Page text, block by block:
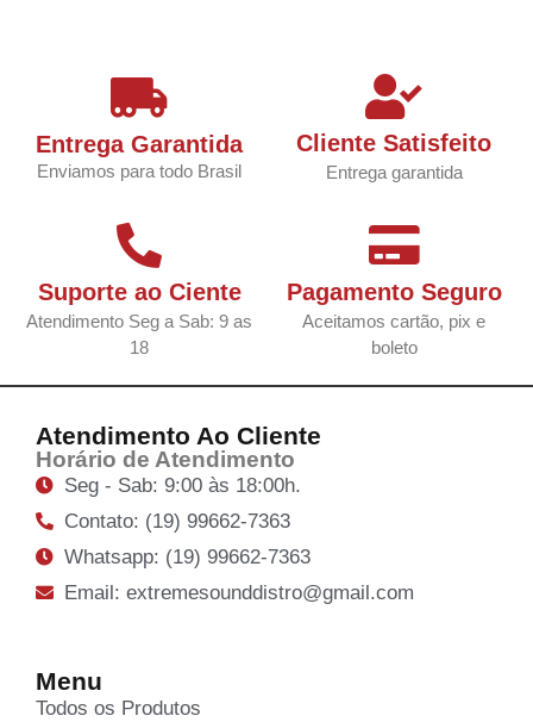
Entrega Garantida
Enviamos para todo Brasil
Cliente Satisfeito
Entrega garantida
Suporte ao Ciente
Atendimento Seg a Sab: 9 as
18
Pagamento Seguro
Aceitamos cartão, pix e
boleto
Atendimento Ao Cliente
Horário de Atendimento
Seg - Sab: 9:00 às 18:00h.
Contato: (19) 99662-7363
Whatsapp: (19) 99662-7363
Email: extremesounddistro@gmail.com
Menu
Todos os Produtos